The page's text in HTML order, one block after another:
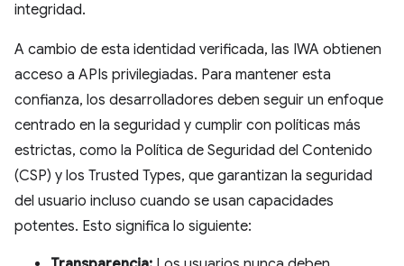
integridad.
A cambio de esta identidad verificada, las IWA obtienen
acceso a APIs privilegiadas. Para mantener esta
confianza, los desarrolladores deben seguir un enfoque
centrado en la seguridad y cumplir con políticas más
estrictas, como la Política de Seguridad del Contenido
(CSP) y los Trusted Types, que garantizan la seguridad
del usuario incluso cuando se usan capacidades
potentes. Esto significa lo siguiente: